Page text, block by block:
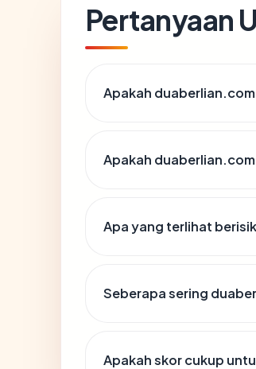
Pertanyaan
Apakah
Apakah
Apa yang terlihat
Seberapa sering
Apakah skor cukup